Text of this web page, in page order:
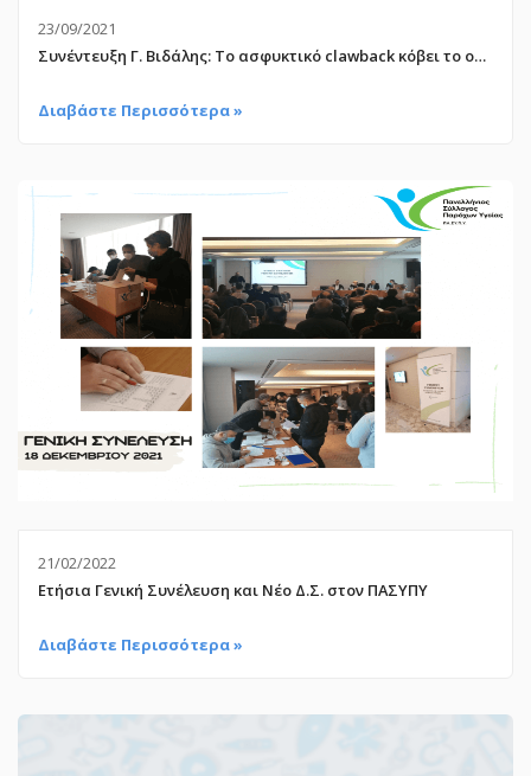
23/09/2021
Συνέντευξη Γ. Βιδάλης: Το ασφυκτικό clawback κόβει το οξυγόνο των εταιριών ιατροτεχνολογικών προϊόντων
Διαβάστε Περισσότερα »
21/02/2022
Ετήσια Γενική Συνέλευση και Νέο Δ.Σ. στον ΠΑΣΥΠΥ
Διαβάστε Περισσότερα »